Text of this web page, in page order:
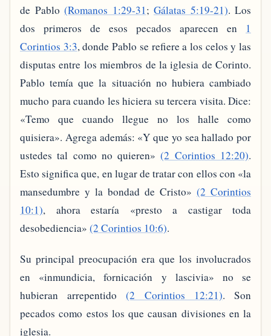
de Pablo (Romanos 1:29-31; Gálatas 5:19-21). Los
dos primeros de esos pecados aparecen en 1
Corintios 3:3, donde Pablo se refiere a los celos y las
disputas entre los miembros de la iglesia de Corinto.
Pablo temía que la situación no hubiera cambiado
mucho para cuando les hiciera su tercera visita. Dice:
«Temo que cuando llegue no los halle como
quisiera». Agrega además: «Y que yo sea hallado por
ustedes tal como no quieren»(2 Corintios 12:20).
Esto significa que, en lugar de tratar con ellos con «la
mansedumbre y la bondad de Cristo» (2 Corintios
10:1), ahora estaría «presto a castigar toda
desobediencia» (2 Corintios 10:6).
Su principal preocupación era que los involucrados
en «inmundicia, fornicación y lascivia» no se
hubieran arrepentido(2 Corintios 12:21). Son
pecados como estos los que causan divisiones en la
iglesia.